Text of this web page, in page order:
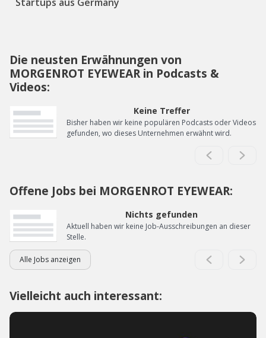
Die neusten Erwähnungen von
MORGENROT EYEWEAR in Podcasts &
Videos:
Keine Treffer
Bisher haben wir keine populären Podcasts oder Videos
gefunden, wo dieses Unternehmen erwähnt wird.
Offene Jobs bei MORGENROT EYEWEAR:
Nichts gefunden
Aktuell haben wir keine Job-Ausschreibungen an dieser
Stelle.
Alle Jobs anzeigen
Vielleicht auch interessant: